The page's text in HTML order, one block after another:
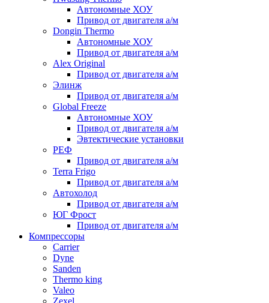
Автономные ХОУ
Привод от двигателя а/м
Dongin Thermo
Автономные ХОУ
Привод от двигателя а/м
Alex Original
Привод от двигателя а/м
Элинж
Привод от двигателя а/м
Global Freeze
Автономные ХОУ
Привод от двигателя а/м
Эвтектические установки
РЕФ
Привод от двигателя а/м
Terra Frigo
Привод от двигателя а/м
Автохолод
Привод от двигателя а/м
ЮГ Фрост
Привод от двигателя а/м
Компрессоры
Carrier
Dyne
Sanden
Thermo king
Valeo